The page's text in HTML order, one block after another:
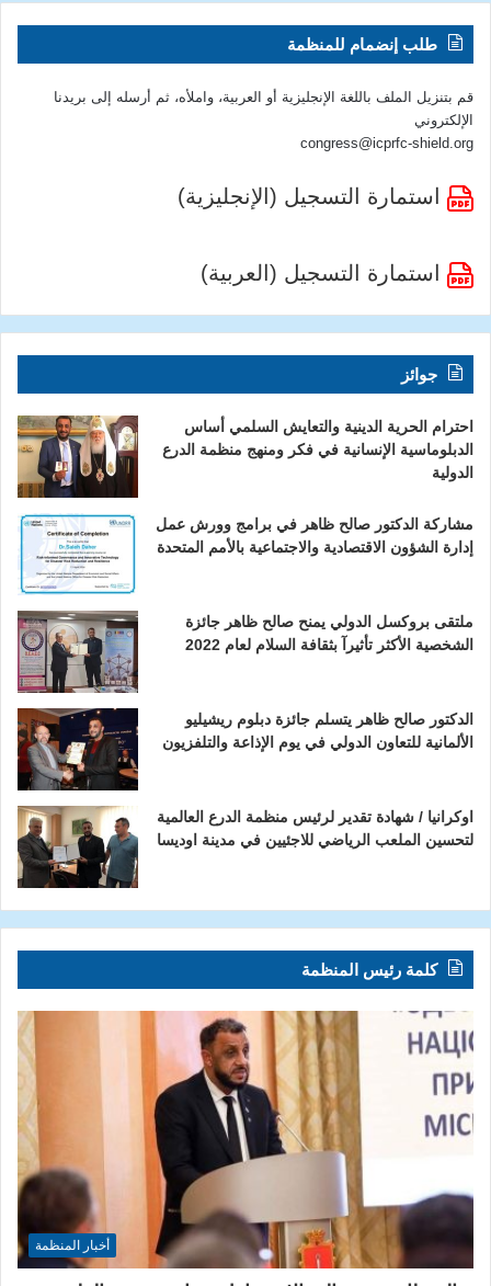
طلب إنضمام للمنظمة
قم بتنزيل الملف باللغة الإنجليزية أو العربية، واملأه، ثم أرسله إلى بريدنا
الإلكتروني
congress@icprfc-shield.org
استمارة التسجيل (الإنجليزية)
استمارة التسجيل (العربية)
جوائز
احترام الحرية الدينية والتعايش السلمي أساس
الدبلوماسية الإنسانية في فكر ومنهج منظمة الدرع
الدولية
مشاركة الدكتور صالح ظاهر في برامج وورش عمل
إدارة الشؤون الاقتصادية والاجتماعية بالأمم المتحدة
ملتقى بروكسل الدولي يمنح صالح ظاهر جائزة
الشخصية الأكثر تأثيرآ بثقافة السلام لعام 2022
الدكتور صالح ظاهر يتسلم جائزة دبلوم ريشيليو
الألمانية للتعاون الدولي في يوم الإذاعة والتلفزيون
اوكرانيا / شهادة تقدير لرئيس منظمة الدرع العالمية
لتحسين الملعب الرياضي للاجئيين في مدينة اوديسا
كلمة رئيس المنظمة
أخبار المنظمة